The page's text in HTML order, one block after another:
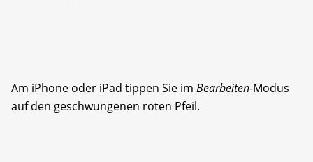
Am iPhone oder iPad tippen Sie im Bearbeiten-Modus
auf den geschwungenen roten Pfeil.